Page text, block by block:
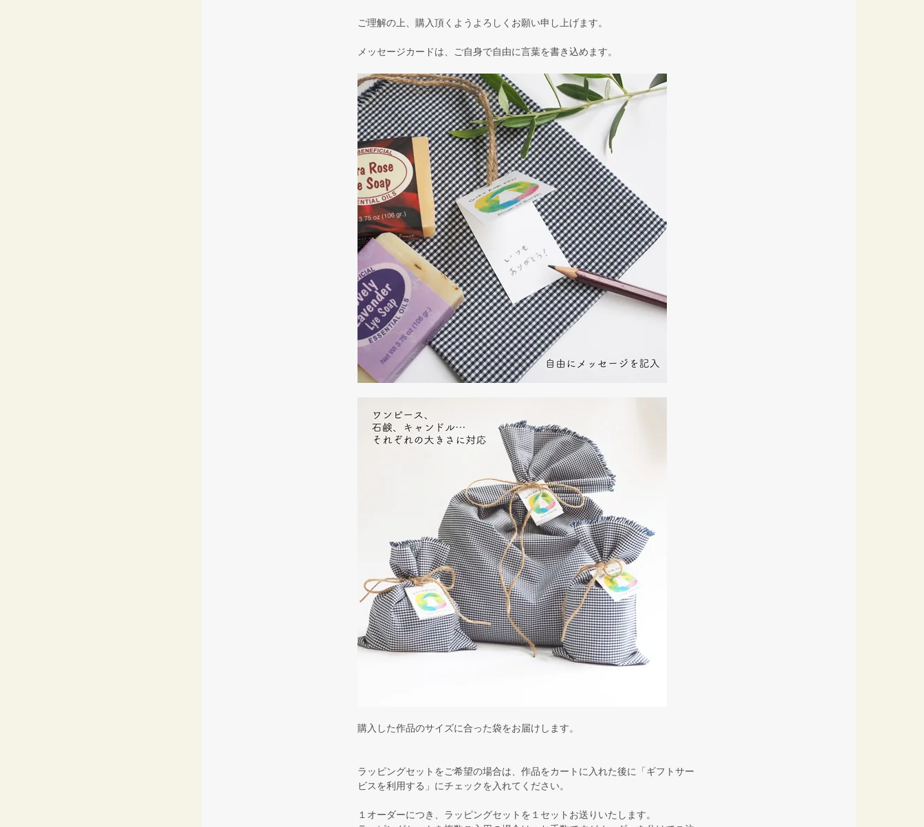
ご理解の上、購入頂くようよろしくお願い申し上げます。
メッセージカードは、ご自身で自由に言葉を書き込めます。
購入した作品のサイズに合った袋をお届けします。
ラッピングセットをご希望の場合は、作品をカートに入れた後に「ギフトサー
ビスを利用する」にチェックを入れてください。
１オーダーにつき、ラッピングセットを１セットお送りいたします。